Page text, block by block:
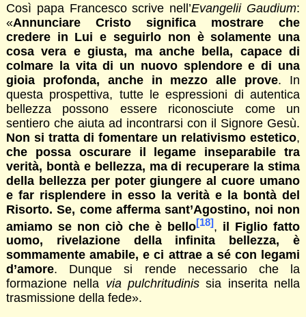
Così papa Francesco scrive nell’Evangelii Gaudium:
«Annunciare Cristo significa mostrare che
credere in Lui e seguirlo non è solamente una
cosa vera e giusta, ma anche bella, capace di
colmare la vita di un nuovo splendore e di una
gioia profonda, anche in mezzo alle prove. In
questa prospettiva, tutte le espressioni di autentica
bellezza possono essere riconosciute come un
sentiero che aiuta ad incontrarsi con il Signore Gesù.
Non si tratta di fomentare un relativismo estetico,
che possa oscurare il legame inseparabile tra
verità, bontà e bellezza, ma di recuperare la stima
della bellezza per poter giungere al cuore umano
e far risplendere in esso la verità e la bontà del
Risorto. Se, come afferma sant’Agostino, noi non
amiamo se non ciò che è bello[18], il Figlio fatto
uomo, rivelazione della infinita bellezza, è
sommamente amabile, e ci attrae a sé con legami
d’amore. Dunque si rende necessario che la
formazione nella via pulchritudinis sia inserita nella
trasmissione della fede».